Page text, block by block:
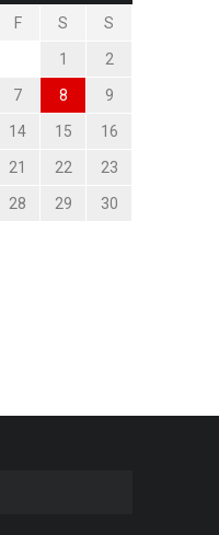
F S S
1 2
7 8 9
14 15 16
21 22 23
28 29 30